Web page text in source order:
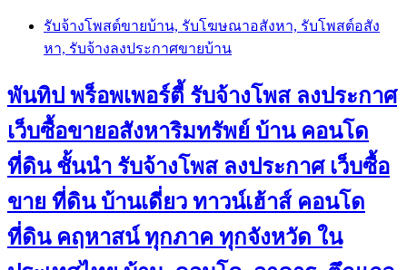
Skip
content
รับจ้างโพสต์ขายบ้าน, รับโฆษณาอสังหา, รับโพสต์อสัง
หา, รับจ้างลงประกาศขายบ้าน
พันทิป พร็อพเพอร์ตี้ รับจ้างโพส ลงประกาศ
เว็บซื้อขายอสังหาริมทรัพย์ บ้าน คอนโด
ที่ดิน ชั้นนำ รับจ้างโพส ลงประกาศ เว็บซื้อ
ขาย ที่ดิน บ้านเดี่ยว ทาวน์เฮ้าส์ คอนโด
ที่ดิน คฤหาสน์ ทุกภาค ทุกจังหวัด ใน